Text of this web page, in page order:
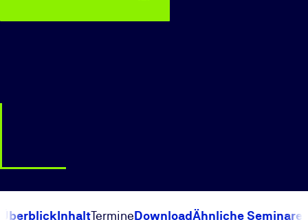
ÜberblickInhaltTermineDownloadÄhnliche Seminare